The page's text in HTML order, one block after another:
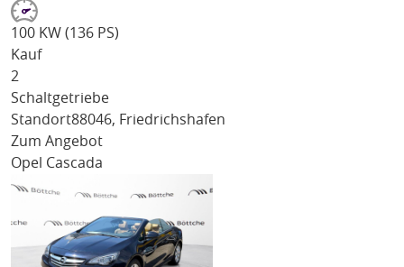
100 KW (136 PS)
Kauf
2
Schaltgetriebe
Standort88046, Friedrichshafen
Zum Angebot
Opel Cascada